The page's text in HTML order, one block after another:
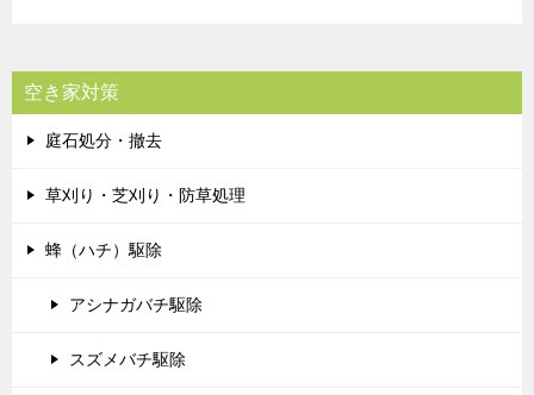
空き家対策
庭石処分・撤去
草刈り・芝刈り・防草処理
蜂（ハチ）駆除
アシナガバチ駆除
スズメバチ駆除